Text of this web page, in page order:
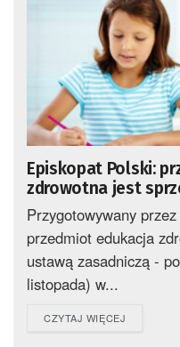
Episkopat Polski:
zdrowotna jest
Przygotowywany
przedmiot edukacja
ustawą zasadniczą -
listopada) w...
CZYTAJ WIĘCEJ